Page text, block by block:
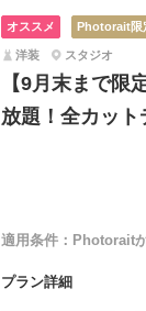
オススメ Photorait限
洋装 スタジオ
【9月末まで
放題！全カット
適用条件： Photorait
プラン詳細